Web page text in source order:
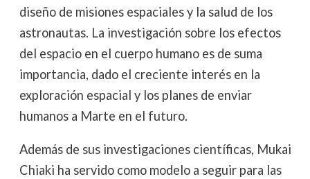
diseño de misiones espaciales y la salud de los
astronautas. La investigación sobre los efectos
del espacio en el cuerpo humano es de suma
importancia, dado el creciente interés en la
exploración espacial y los planes de enviar
humanos a Marte en el futuro.
Además de sus investigaciones científicas, Mukai
Chiaki ha servido como modelo a seguir para las